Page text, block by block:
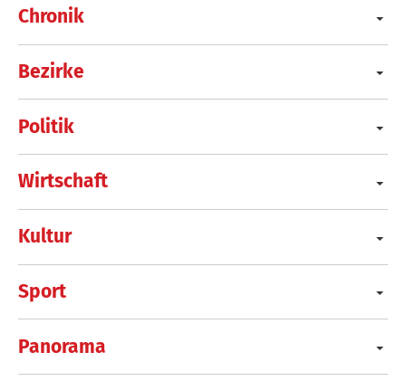
Chronik
Bezirke
Politik
Wirtschaft
Kultur
Sport
Panorama